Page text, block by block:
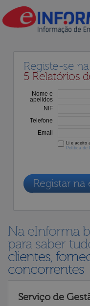
Registe-se
5 Relatórios
Nome e
apelidos
NIF
Telefone
Email
Li e aceito
Política de
Registar na
Na eInforma
para saber
clientes,
concorrentes
Serviço de